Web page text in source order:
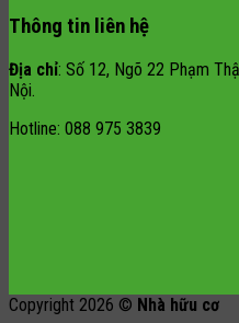
Thông tin liên hệ
Địa chỉ: Số 12, Ngõ 22 Phạm
Nội.
Hotline: 088 975 3839
Copyright 2026 © Nhà hữu cơ